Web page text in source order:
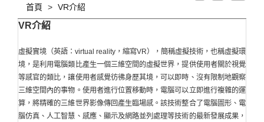
首頁 VR介紹
VR介紹
虛擬實境（英語：virtual reality，縮寫VR），簡稱虛擬技術，也稱虛擬環
境，是利用電腦類比產生一個三維空間的虛擬世界，提供使用者關於視覺
等感官的類比，讓使用者感覺彷彿身歷其境，可以即時、沒有限制地觀察
三維空間內的事物。使用者進行位置移動時，電腦可以立即進行複雜的運
算，將精確的三維世界影像傳回產生臨場感。該技術整合了電腦圖形、電
腦仿真、人工智慧、感應、顯示及網路並列處理等技術的最新發展成果，